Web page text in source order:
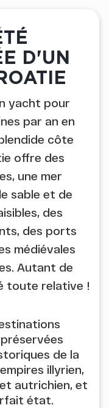
D'UN
yacht pour
par an en
côte
offre des
une mer
sable et de
des
des ports
médiévales
Autant de
toute relative !
de la
illyrien,
autrichien, et
état.